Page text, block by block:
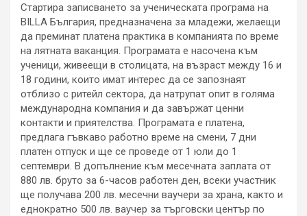
Стартира записването за ученическата програма на
BILLA България, предназначена за младежи, желаещи
да преминат платена практика в компанията по време
на лятната ваканция. Програмата е насочена към
ученици, живеещи в столицата, на възраст между 16 и
18 години, които имат интерес да се запознаят
отблизо с ритейл сектора, да натрупат опит в голяма
международна компания и да завържат ценни
контакти и приятелства. Програмата е платена,
предлага гъвкаво работно време на смени, 7 дни
платен отпуск и ще се проведе от 1 юли до 1
септември. В допълнение към месечната заплата от
880 лв. бруто за 6-часов работен ден, всеки участник
ще получава 200 лв. месечни ваучери за храна, както и
еднократно 500 лв. ваучер за търговски център по